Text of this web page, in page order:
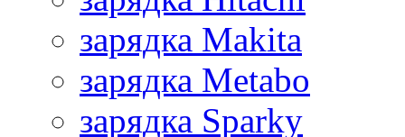
зарядка Makita
зарядка Metabo
зарядка Sparky